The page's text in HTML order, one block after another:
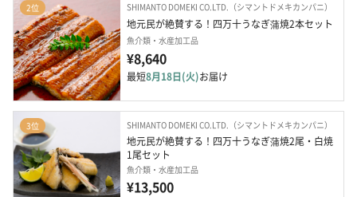
2位 SHIMANTO DOMEKI CO.LTD.（シマントドメキカンパニ）
地元民が絶賛する！四万十うなぎ蒲焼2本セット
魚介類・水産加工品
¥8,640
最短8月18日(火)お届け
3位 SHIMANTO DOMEKI CO.LTD.（シマントドメキカンパニ）
地元民が絶賛する！四万十うなぎ蒲焼2尾・白焼
1尾セット
魚介類・水産加工品
¥13,500